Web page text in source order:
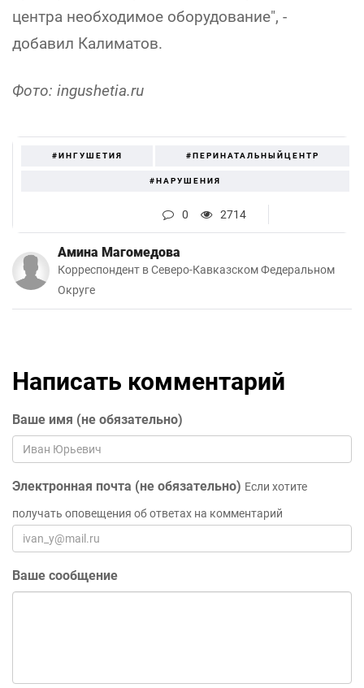
центра необходимое оборудование", -
добавил Калиматов.
Фото: ingushetia.ru
#ИНГУШЕТИЯ #ПЕРИНАТАЛЬНЫЙЦЕНТР
#НАРУШЕНИЯ
0 2714
Амина Магомедова
Корреспондент в Северо-Кавказском Федеральном
Округе
Написать комментарий
Ваше имя (не обязательно)
Электронная почта (не обязательно) Если хотите
получать оповещения об ответах на комментарий
Ваше сообщение